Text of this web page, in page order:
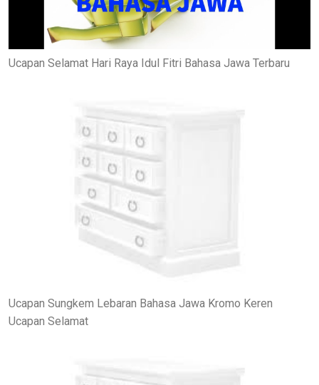
Ucapan Selamat Hari Raya Idul Fitri Bahasa Jawa Terbaru
Ucapan Sungkem Lebaran Bahasa Jawa Kromo Keren
Ucapan Selamat